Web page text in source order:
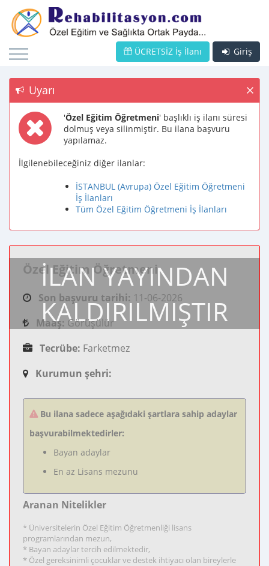
Giriş
ÜCRETSİZ İş İlanı
Uyarı
'Özel Eğitim Öğretmeni' başlıklı iş ilanı süresi
dolmuş veya silinmiştir. Bu ilana başvuru
yapılamaz.
İlgilenebileceğiniz diğer ilanlar:
İSTANBUL (Avrupa) Özel Eğitim Öğretmeni
İş İlanları
Tüm Özel Eğitim Öğretmeni İş İlanları
İLAN YAYINDAN
KALDIRILMIŞTIR
Özel Eğitim Öğretmeni
Son başvuru tarihi: 11-06-2026
Maaş: Görüşülür
Tecrübe: Farketmez
Kurumun şehri:
Bu ilana sadece aşağıdaki şartlara sahip adaylar
başvurabilmektedirler:
Bayan adaylar
En az Lisans mezunu
Aranan Nitelikler
* Üniversitelerin Özel Eğitim Öğretmenliği lisans
programlarından mezun,
* Bayan adaylar tercih edilmektedir,
* Özel gereksinimli çocuklar ve destek ihtiyacı olan bireylerle